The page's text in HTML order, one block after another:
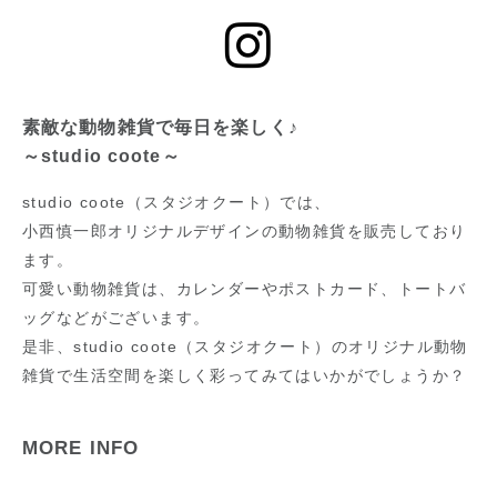
素敵な動物雑貨で毎日を楽しく♪
～studio coote～
studio coote（スタジオクート）では、
小西慎一郎オリジナルデザインの動物雑貨を販売しており
ます。
可愛い動物雑貨は、カレンダーやポストカード、トートバ
ッグなどがございます。
是非、studio coote（スタジオクート）のオリジナル動物
雑貨で生活空間を楽しく彩ってみてはいかがでしょうか？
MORE INFO